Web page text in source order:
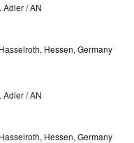
Adler / AN
Hessen, Germany
Adler / AN
Hessen, Germany